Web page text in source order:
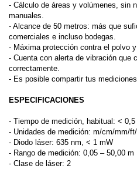
- Cálculo de áreas y volúmenes, sin
manuales.
- Alcance de 50 metros: más que
comerciales e incluso bodegas.
- Máxima protección contra el polvo
- Cuenta con alerta de vibración que
correctamente.
- Es posible compartir tus
ESPECIFICACIONES
- Tiempo de medición, habitual: < 0,5
- Unidades de medición: m/cm/mm/
- Diodo láser: 635 nm, < 1 mW
- Rango de medición: 0,05 – 50,00 m
- Clase de láser: 2